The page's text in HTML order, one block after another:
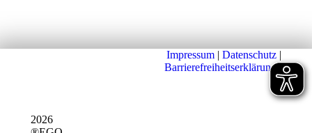
2026
Impressum | Datenschutz |
Barrierefreiheitserklärung|